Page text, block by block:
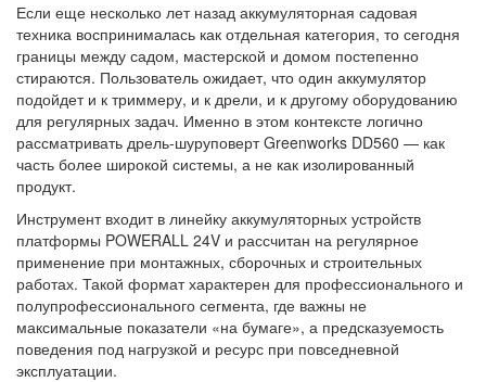
Если еще несколько лет назад аккумуляторная садовая
техника воспринималась как отдельная категория, то сегодня
границы между садом, мастерской и домом постепенно
стираются. Пользователь ожидает, что один аккумулятор
подойдет и к триммеру, и к дрели, и к другому оборудованию
для регулярных задач. Именно в этом контексте логично
рассматривать дрель-шуруповерт Greenworks DD560 — как
часть более широкой системы, а не как изолированный
продукт.
Инструмент входит в линейку аккумуляторных устройств
платформы POWERALL 24V и рассчитан на регулярное
применение при монтажных, сборочных и строительных
работах. Такой формат характерен для профессионального и
полупрофессионального сегмента, где важны не
максимальные показатели «на бумаге», а предсказуемость
поведения под нагрузкой и ресурс при повседневной
эксплуатации.